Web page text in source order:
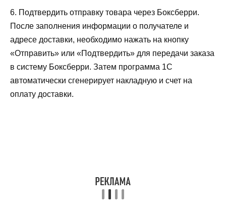
6. Подтвердить отправку товара через Боксберри.
После заполнения информации о получателе и
адресе доставки, необходимо нажать на кнопку
«Отправить» или «Подтвердить» для передачи заказа
в систему Боксберри. Затем программа 1С
автоматически сгенерирует накладную и счет на
оплату доставки.